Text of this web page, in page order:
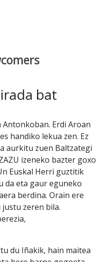
bat
Antonkoban. Erdi Aroan
handiko lekua zen. Ez
aurkitu zuen Baltzategi
izeneko bazter goxo
Euskal Herri guztitik
da eta gaur eguneko
berdina. Orain ere
zeren bila.
du Iñakik, hain maitea